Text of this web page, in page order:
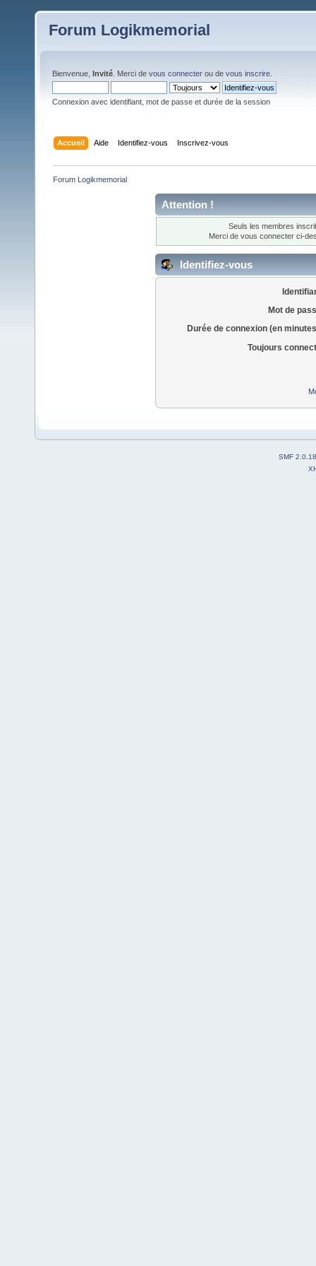
Forum Logikmemorial
Bienvenue, Invité . Merci de vous connecter ou de vous inscrire
Connexion avec identifiant, mot de passe et durée de la session
Accueil Aide Identifiez-vous Inscrivez-vous
Forum Logikmemorial
Attention !
Seuls les membres
Merci de vous connecter ci-
Identifiez-vous
Mot de
Durée de connexion (en
Toujours
SMF 2.0.18